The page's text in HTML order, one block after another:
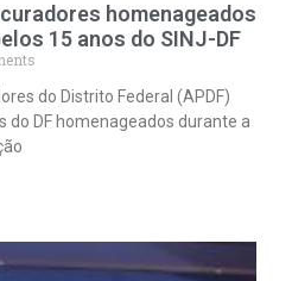
homenageados
15 anos do SINJ-DF
do Distrito Federal (APDF)
do DF homenageados durante a